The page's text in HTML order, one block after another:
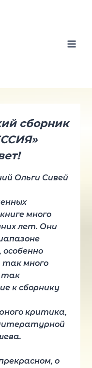
сборник
Ольги Сивей
много
лет. Они
так много
так
к сборнику
критика,
о